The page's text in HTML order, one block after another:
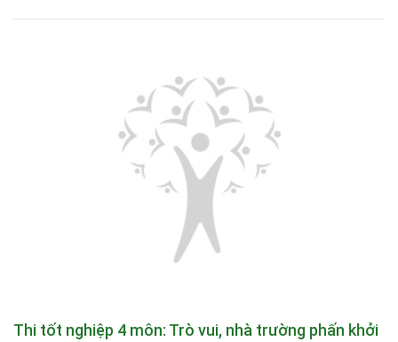
Thi tốt nghiệp 4 môn: Trò vui, nhà trường phấn khởi